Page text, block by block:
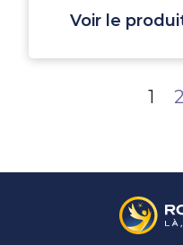
Voir le
1 2